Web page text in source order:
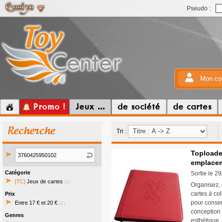
Pseudo :
Mon
Promo ! Jeux ... de société de cartes
Recherche
Catégorie
[TC] Jeux de cartes (1)
Prix
Entre 17 € et 20 € (1)
Genres
Tri :
Sortie le
Organisez,
cartes à
pour
conception